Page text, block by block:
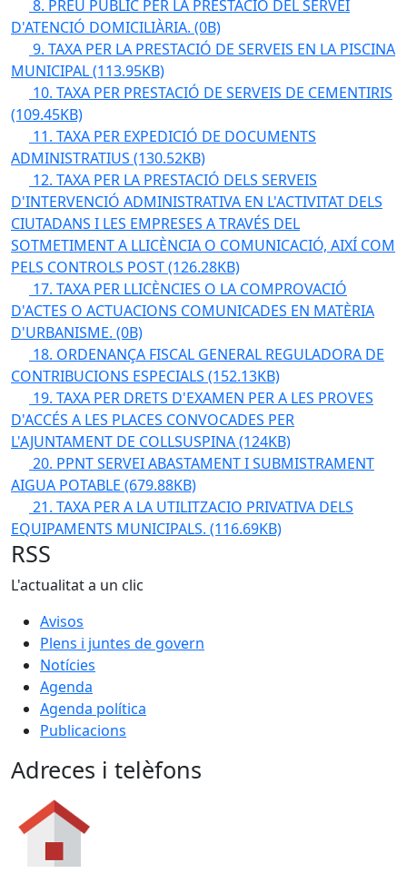
8. PREU PÚBLIC PER LA PRESTACIÓ DEL SERVEI
D'ATENCIÓ DOMICILIÀRIA. (0B)
9. TAXA PER LA PRESTACIÓ DE SERVEIS EN LA PISCINA
MUNICIPAL(113.95KB)
10. TAXA PER PRESTACIÓ DE SERVEIS DE CEMENTIRIS
(109.45KB)
11. TAXA PER EXPEDICIÓ DE DOCUMENTS
ADMINISTRATIUS (130.52KB)
12. TAXA PER LA PRESTACIÓ DELS SERVEIS
D'INTERVENCIÓ ADMINISTRATIVA EN L'ACTIVITAT DELS
CIUTADANS I LES EMPRESES A TRAVÉS DEL
SOTMETIMENT A LLICÈNCIA O COMUNICACIÓ, AIXÍ COM
PELS CONTROLS POST(126.28KB)
17. TAXA PER LLICÈNCIES O LA COMPROVACIÓ
D'ACTES O ACTUACIONS COMUNICADES EN MATÈRIA
D'URBANISME. (0B)
18. ORDENANÇA FISCAL GENERAL REGULADORA DE
CONTRIBUCIONS ESPECIALS (152.13KB)
19. TAXA PER DRETS D'EXAMEN PER A LES PROVES
D'ACCÉS A LES PLACES CONVOCADES PER
L'AJUNTAMENT DE COLLSUSPINA(124KB)
20. PPNT SERVEI ABASTAMENT I SUBMISTRAMENT
AIGUA POTABLE (679.88KB)
21. TAXA PER A LA UTILITZACIO PRIVATIVA DELS
EQUIPAMENTS MUNICIPALS. (116.69KB)
RSS
L'actualitat a un clic
Avisos
Plens i juntes de govern
Notícies
Agenda
Agenda política
Publicacions
Adreces i telèfons